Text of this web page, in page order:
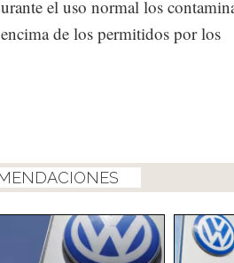
el uso normal los
de los permitidos por los